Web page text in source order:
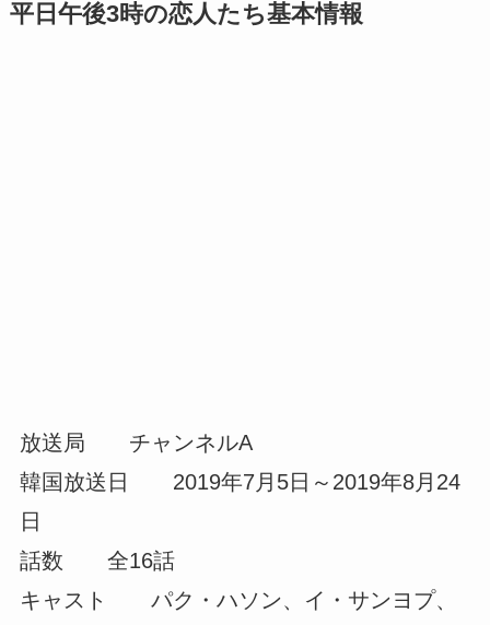
平日午後3時の恋人たち基本情報
放送局 チャンネルA
韓国放送日 2019年7月5日～2019年8月24
日
話数 全16話
キャスト パク・ハソン、イ・サンヨプ、